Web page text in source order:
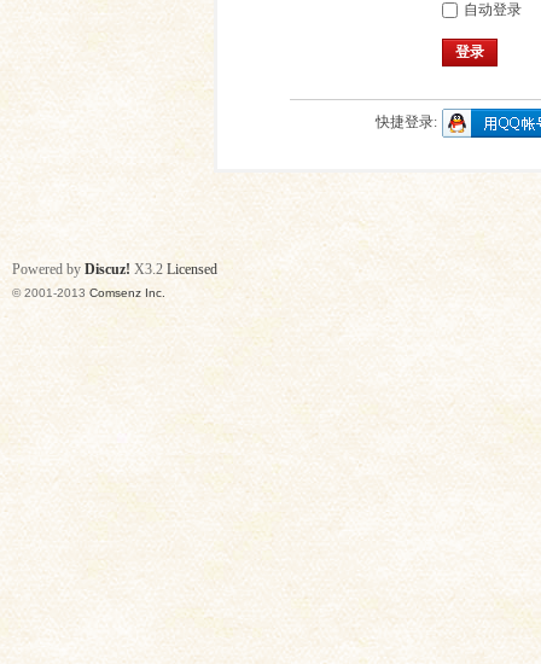
自动登录
登录
快捷登录:
Powered by Discuz! X3.2 Licensed
© 2001-2013 Comsenz Inc.